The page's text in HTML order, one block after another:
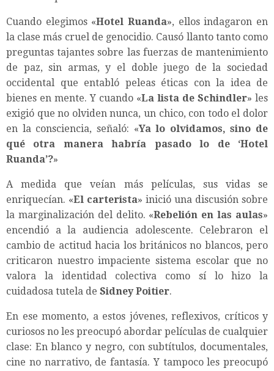
Cuando elegimos «Hotel Ruanda», ellos indagaron en
la clase más cruel de genocidio. Causó llanto tanto como
preguntas tajantes sobre las fuerzas de mantenimiento
de paz, sin armas, y el doble juego de la sociedad
occidental que entabló peleas éticas con la idea de
bienes en mente. Y cuando «La lista de Schindler» les
exigió que no olviden nunca, un chico, con todo el dolor
en la consciencia, señaló: «Ya lo olvidamos, sino de
qué otra manera habría pasado lo de ‘Hotel
Ruanda’?»
A medida que veían más películas, sus vidas se
enriquecían. «El carterista» inició una discusión sobre
la marginalización del delito. «Rebelión en las aulas»
encendió a la audiencia adolescente. Celebraron el
cambio de actitud hacia los británicos no blancos, pero
criticaron nuestro impaciente sistema escolar que no
valora la identidad colectiva como sí lo hizo la
cuidadosa tutela de Sidney Poitier.
En ese momento, a estos jóvenes, reflexivos, críticos y
curiosos no les preocupó abordar películas de cualquier
clase: En blanco y negro, con subtítulos, documentales,
cine no narrativo, de fantasía. Y tampoco les preocupó